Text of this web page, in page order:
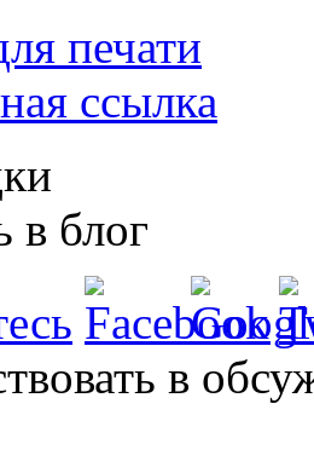
печати
ссылка
в блог
в